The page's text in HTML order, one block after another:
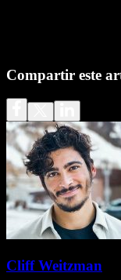
Compartir este
Cliff Weitzman